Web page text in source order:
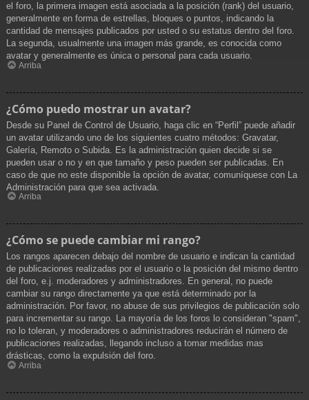
el foro, la primera imagen está asociada a la posición (rank) del usuario,
generalmente en forma de estrellas, bloques o puntos, indicando la
cantidad de mensajes publicados por usted o su estatus dentro del foro.
La segunda, usualmente una imagen más grande, es conocida como
avatar y generalmente es única o personal para cada usuario.
Arriba
¿Cómo puedo mostrar un avatar?
Desde su Panel de Control de Usuario, haga clic en “Perfil” puede añadir
un avatar utilizando uno de los siguientes cuatro métodos: Gravatar,
Galería, Remoto o Subida. Es la administración quien decide si se
pueden usar o no y en que tamaño y peso pueden ser publicadas. En
caso de que no este disponible la opción de avatar, comuníquese con La
Administración para que sea activada.
Arriba
¿Cómo se puede cambiar mi rango?
Los rangos aparecen debajo del nombre de usuario e indican la cantidad
de publicaciones realizadas por el usuario o la posición del mismo dentro
del foro, e.j. moderadores y administradores. En general, no puede
cambiar su rango directamente ya que está determinado por la
administración. Por favor, no abuse de sus privilegios de publicación solo
para incrementar su rango. La mayoría de los foros lo consideran "spam",
no lo toleran, y moderadores o administradores reducirán el número de
publicaciones realizadas, llegando incluso a tomar medidas mas
drásticas, como la expulsión del foro.
Arriba